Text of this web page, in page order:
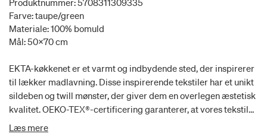
Produktnummer: 5708311309335
Farve: taupe/green
Materiale: 100% bomuld
Mål: 50x70 cm
EKTA-køkkenet er et varmt og indbydende sted, der inspirerer
til lækker madlavning. Disse inspirerende tekstiler har et unikt
sildeben og twill mønster, der giver dem en overlegen æstetisk
kvalitet. OEKO-TEX®-certificering garanterer, at vores tekstiler
ikke indeholder kemiske forbindelser, der er kendt for at være
Læs mere